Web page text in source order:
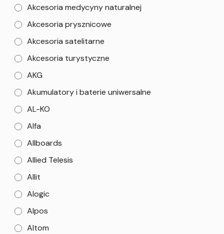
Akcesoria medycyny naturalnej
Akcesoria prysznicowe
Akcesoria satelitarne
Akcesoria turystyczne
AKG
Akumulatory i baterie uniwersalne
AL-KO
Alfa
Allboards
Allied Telesis
Allit
Alogic
Alpos
Altom